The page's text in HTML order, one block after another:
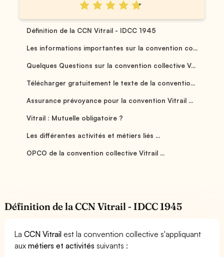
Définition de la CCN Vitrail - IDCC 1945
Les informations importantes sur la convention co...
Quelques Questions sur la convention collective V...
Télécharger gratuitement le texte de la conventio...
Assurance prévoyance pour la convention Vitrail ...
Vitrail : Mutuelle obligatoire ?
Les différentes activités et métiers liés ...
OPCO de la convention collective Vitrail ...
Définition de la CCN Vitrail - IDCC 1945
LaCCN Vitrail est la convention collective s'appliquant
auxmétiers et activités suivants :